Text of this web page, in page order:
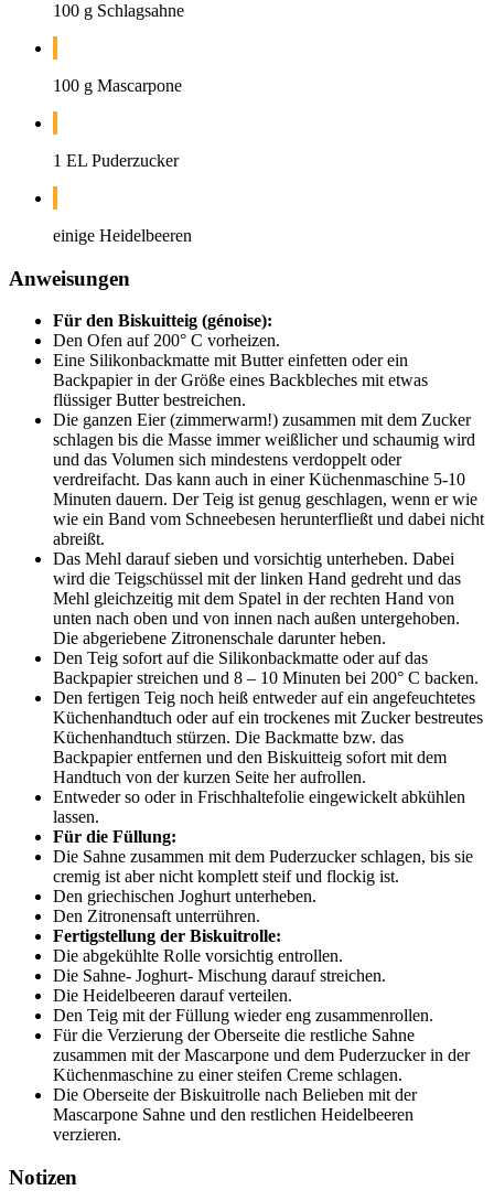
100 g Schlagsahne
100 g Mascarpone
1 EL Puderzucker
einige Heidelbeeren
Anweisungen
Für den Biskuitteig (génoise):
Den Ofen auf 200° C vorheizen.
Eine Silikonbackmatte mit Butter einfetten oder ein
Backpapier in der Größe eines Backbleches mit etwas
flüssiger Butter bestreichen.
Die ganzen Eier (zimmerwarm!) zusammen mit dem Zucker
schlagen bis die Masse immer weißlicher und schaumig wird
und das Volumen sich mindestens verdoppelt oder
verdreifacht. Das kann auch in einer Küchenmaschine 5-10
Minuten dauern. Der Teig ist genug geschlagen, wenn er wie
wie ein Band vom Schneebesen herunterfließt und dabei nicht
abreißt.
Das Mehl darauf sieben und vorsichtig unterheben. Dabei
wird die Teigschüssel mit der linken Hand gedreht und das
Mehl gleichzeitig mit dem Spatel in der rechten Hand von
unten nach oben und von innen nach außen untergehoben.
Die abgeriebene Zitronenschale darunter heben.
Den Teig sofort auf die Silikonbackmatte oder auf das
Backpapier streichen und 8 – 10 Minuten bei 200° C backen.
Den fertigen Teig noch heiß entweder auf ein angefeuchtetes
Küchenhandtuch oder auf ein trockenes mit Zucker bestreutes
Küchenhandtuch stürzen. Die Backmatte bzw. das
Backpapier entfernen und den Biskuitteig sofort mit dem
Handtuch von der kurzen Seite her aufrollen.
Entweder so oder in Frischhaltefolie eingewickelt abkühlen
lassen.
Für die Füllung:
Die Sahne zusammen mit dem Puderzucker schlagen, bis sie
cremig ist aber nicht komplett steif und flockig ist.
Den griechischen Joghurt unterheben.
Den Zitronensaft unterrühren.
Fertigstellung der Biskuitrolle:
Die abgekühlte Rolle vorsichtig entrollen.
Die Sahne- Joghurt- Mischung darauf streichen.
Die Heidelbeeren darauf verteilen.
Den Teig mit der Füllung wieder eng zusammenrollen.
Für die Verzierung der Oberseite die restliche Sahne
zusammen mit der Mascarpone und dem Puderzucker in der
Küchenmaschine zu einer steifen Creme schlagen.
Die Oberseite der Biskuitrolle nach Belieben mit der
Mascarpone Sahne und den restlichen Heidelbeeren
verzieren.
Notizen